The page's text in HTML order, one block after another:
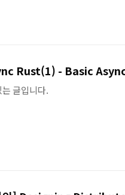
Rust(1) - Basic
글입니다.